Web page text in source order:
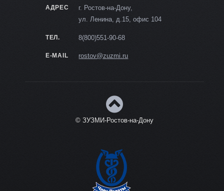
АДРЕС
г. Ростов-на-Дону,
ул. Ленина, д.15, офис 104
ТЕЛ. 8(800)551-90-68
E-MAIL rostov@zuzmi.ru
© ЗУЗМИ-Ростов-на-Дону